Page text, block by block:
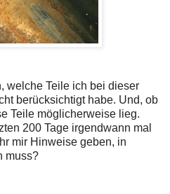
welche Teile ich bei dieser
berücksichtigt habe. Und, ob
Teile möglicherweise lieg.
200 Tage irgendwann mal
mir Hinweise geben, in
muss?